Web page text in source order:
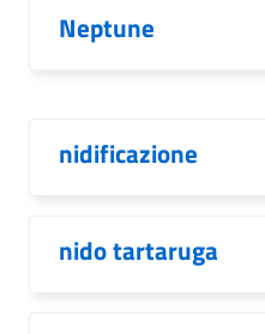
Neptune
nidificazione
nido tartaruga